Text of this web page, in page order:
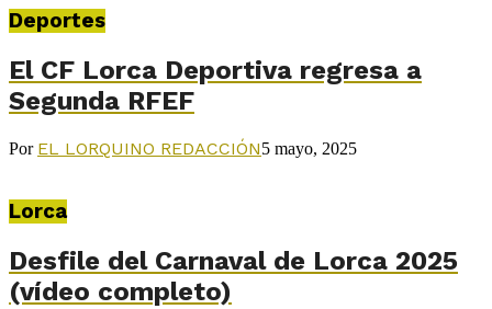
Deportes
El CF Lorca Deportiva regresa a
Segunda RFEF
Por EL LORQUINO REDACCIÓN5 mayo, 2025
Lorca
Desfile del Carnaval de Lorca 2025
(vídeo completo)